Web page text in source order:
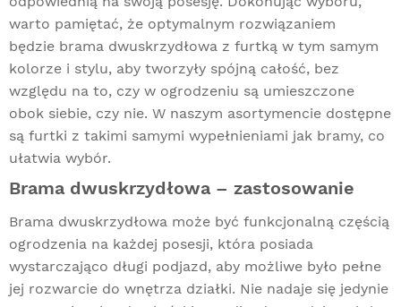
warto pamiętać, że optymalnym rozwiązaniem
będzie brama dwuskrzydłowa z furtką w tym samym
kolorze i stylu, aby tworzyły spójną całość, bez
względu na to, czy w ogrodzeniu są umieszczone
obok siebie, czy nie. W naszym asortymencie dostępne
są furtki z takimi samymi wypełnieniami jak bramy, co
ułatwia wybór.
Brama dwuskrzydłowa – zastosowanie
Brama dwuskrzydłowa może być funkcjonalną częścią
ogrodzenia na każdej posesji, która posiada
wystarczająco długi podjazd, aby możliwe było pełne
jej rozwarcie do wnętrza działki. Nie nadaje się jedynie